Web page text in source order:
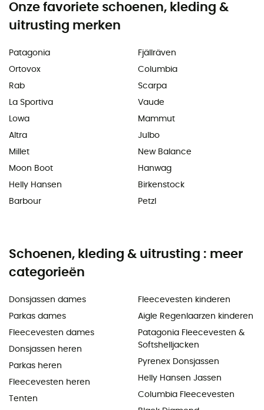
Onze favoriete schoenen, kleding &
uitrusting merken
Patagonia
Ortovox
Rab
La Sportiva
Lowa
Altra
Millet
Moon Boot
Helly Hansen
Barbour
Fjällräven
Columbia
Scarpa
Vaude
Mammut
Julbo
New Balance
Hanwag
Birkenstock
Petzl
Schoenen, kleding & uitrusting : meer
categorieën
Donsjassen dames
Parkas dames
Fleecevesten dames
Donsjassen heren
Parkas heren
Fleecevesten heren
Tenten
Fleecevesten kinderen
Aigle Regenlaarzen kinderen
Patagonia Fleecevesten &
Softshelljacken
Pyrenex Donsjassen
Helly Hansen Jassen
Columbia Fleecevesten